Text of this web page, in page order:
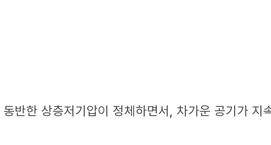
반한 상층저기압이 정체하면서, 차가운 공기가 지